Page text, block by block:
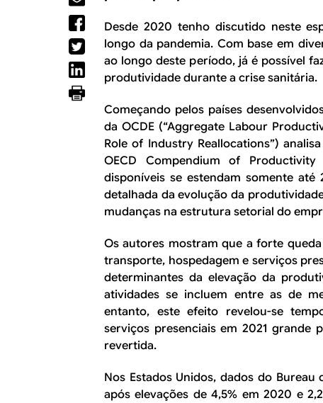
E
a
l
Desde 2020 tenho discutido neste
longo da pandemia. Com base em
ao longo deste período, já é possível
produtividade durante a crise sanitária.
Começando pelos países
da OCDE (“Aggregate Labour
Role of Industry Reallocations”)
OECD Compendium of Productivity
disponíveis se estendam somente até
detalhada da evolução da
mudanças na estrutura setorial do
Os autores mostram que a forte
transporte, hospedagem e serviços
determinantes da elevação da
atividades se incluem entre as de
entanto, este efeito revelou-se
serviços presenciais em 2021 grande
revertida.
Nos Estados Unidos, dados do Bureau
após elevações de 4,5% em 2020 e